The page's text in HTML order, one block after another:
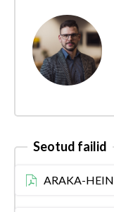
Seotud failid
ARAKA-